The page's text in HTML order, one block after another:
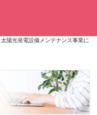
太陽光発電設備メンテナンス事業に